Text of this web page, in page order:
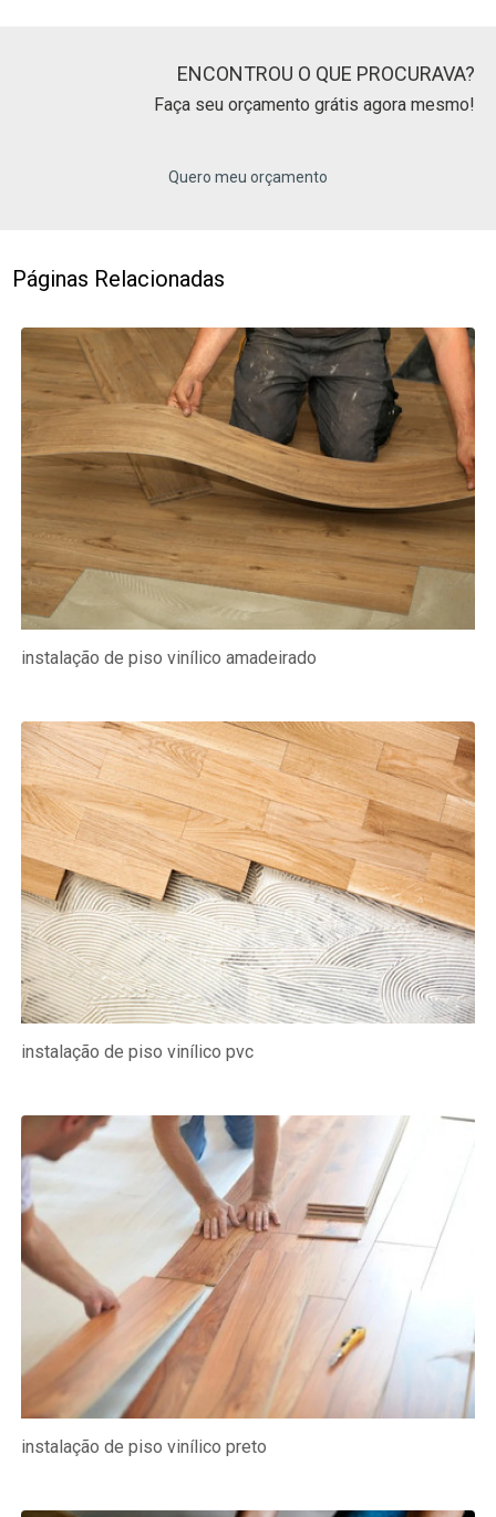
ENCONTROU O QUE PROCURAVA?
Faça seu orçamento grátis agora mesmo!
Quero meu orçamento
Páginas Relacionadas
instalação de piso vinílico amadeirado
instalação de piso vinílico pvc
instalação de piso vinílico preto